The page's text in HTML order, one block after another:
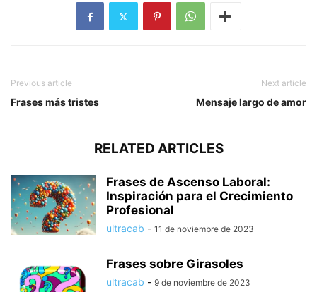
Previous article
Frases más tristes
Next article
Mensaje largo de amor
RELATED ARTICLES
Frases de Ascenso Laboral:
Inspiración para el Crecimiento
Profesional
ultracab - 11 de noviembre de 2023
Frases sobre Girasoles
ultracab - 9 de noviembre de 2023